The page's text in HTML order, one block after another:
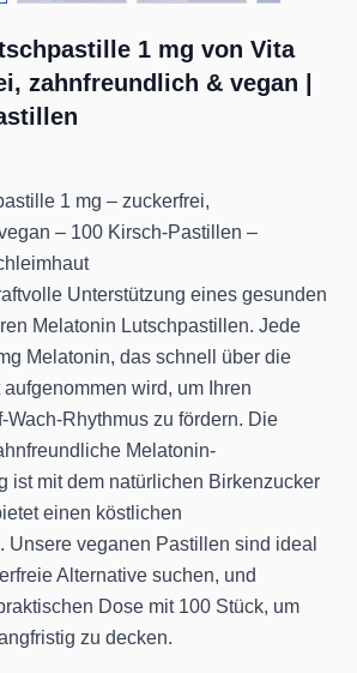
1 mg von Vita
zahnfreundlich & vegan |
1 mg – zuckerfrei,
– 100 Kirsch-Pastillen –
Unterstützung eines gesunden
Melatonin Lutschpastillen. Jede
Melatonin, das schnell über die
wird, um Ihren
Wach-Rhythmus zu fördern. Die
Melatonin-
ist mit dem natürlichen Birkenzucker
einen köstlichen
Unsere veganen Pastillen sind ideal
Alternative suchen, und
Dose mit 100 Stück, um
zu decken.